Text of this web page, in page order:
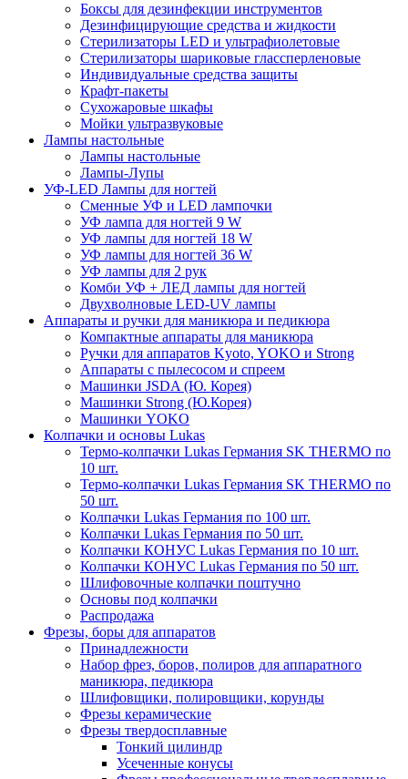
Боксы для дезинфекции инструментов
Дезинфицирующие средства и жидкости
Стерилизаторы LED и ультрафиолетовые
Стерилизаторы шариковые глассперленовые
Индивидуальные средства защиты
Крафт-пакеты
Сухожаровые шкафы
Мойки ультразвуковые
Лампы настольные
Лампы настольные
Лампы-Лупы
УФ-LED Лампы для ногтей
Сменные УФ и LED лампочки
УФ лампа для ногтей 9 W
УФ лампы для ногтей 18 W
УФ лампы для ногтей 36 W
УФ лампы для 2 рук
Комби УФ + ЛЕД лампы для ногтей
Двухволновые LED-UV лампы
Аппараты и ручки для маникюра и педикюра
Компактные аппараты для маникюра
Ручки для аппаратов Kyoto, YOKO и Strong
Аппараты с пылесосом и спреем
Машинки JSDA (Ю. Корея)
Машинки Strong (Ю.Корея)
Машинки YOKO
Колпачки и основы Lukas
Термо-колпачки Lukas Германия SK THERMO по
10 шт.
Термо-колпачки Lukas Германия SK THERMO по
50 шт.
Колпачки Lukas Германия по 100 шт.
Колпачки Lukas Германия по 50 шт.
Колпачки КОНУС Lukas Германия по 10 шт.
Колпачки КОНУС Lukas Германия по 50 шт.
Шлифовочные колпачки поштучно
Основы под колпачки
Распродажа
Фрезы, боры для аппаратов
Принадлежности
Набор фрез, боров, полиров для аппаратного
маникюра, педикюра
Шлифовщики, полировщики, корунды
Фрезы керамические
Фрезы твердосплавные
Тонкий цилиндр
Усеченные конусы